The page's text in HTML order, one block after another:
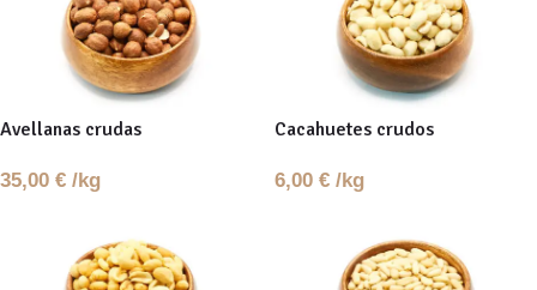
Avellanas crudas
35,00 € /kg
Cacahuetes crudos
6,00 € /kg